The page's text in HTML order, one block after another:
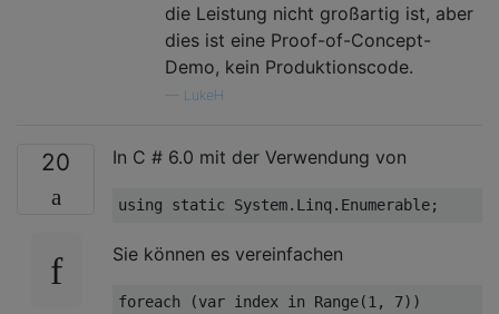
die Leistung nicht großartig ist, aber
dies ist eine Proof-of-Concept-
Demo, kein Produktionscode.
LukeH
20 In C # 6.0 mit der Verwendung von
using static
Sie können es vereinfachen
foreach (var index in Range(1 , 7))